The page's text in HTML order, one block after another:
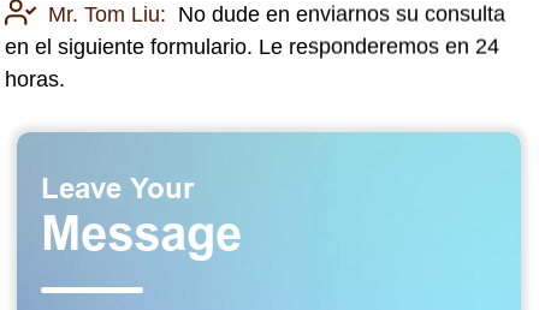
Mr. Tom Liu: No dude en enviarnos su consulta
en el siguiente formulario. Le responderemos en 24
horas.